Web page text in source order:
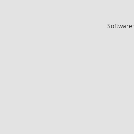
Software: